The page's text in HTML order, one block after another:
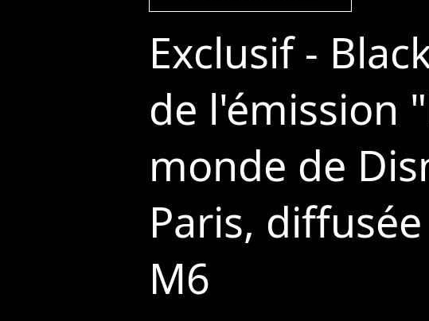
Exclusif -
de l'émission
monde de
Paris,
M6